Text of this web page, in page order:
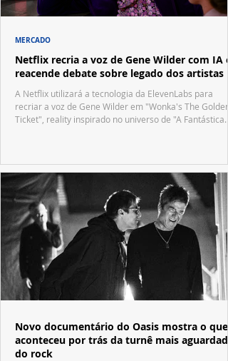
Netflix recria a voz de Gene Wilder com IA e
reacende debate sobre legado dos artistas
A Netflix utilizará a tecnologia da ElevenLabs para
recriar a voz de Gene Wilder em "Wonka's The Golden
Ticket", reality inspirado no universo de "A Fantástica
MERCADO
Novo documentário do Oasis mostra o que
aconteceu por trás da turnê mais aguardada
do rock